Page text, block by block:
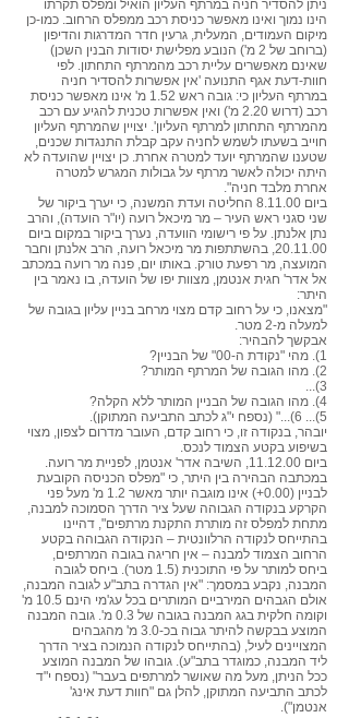
ניתן להסדיר חניה במרתף העליון הואיל ומפלס תקרתו
הינו נמוך ואינו מאפשר כניסת רכב ממפלס הרחוב. כמו-כן
מיקום העמודים, המעלית, גרעין חדר המדרגות והדיפון
(ברוחב של 2 מ') הנובע מפלישת יסודות הבנין השכן)
שאינם מאפשרים עליית רכב מהמרתף התחתון. לפי
חוות-דעת אגף התנועה 'אין אפשרות להסדיר חניה
במרתף העליון כי: גובה ראש 1.52 מ' אינו מאפשר כניסת
רכב (דרוש 2.20 מ') ואין אפשרות טכנית להגיע עם רכב
מהמרתף התחתון למרתף העליון'. יצויין שהמרתף העליון
חוייב בשעתו לשמש לחניה עקב קבלת התנגדות שכנים,
שטענו שהמרתף יועד למטרה אחרת. כן יצויין שהועדה לא
היתה יכולה לאשר מרתף על גבולות המגרש למטרה
אחרת מלבד חניה".
ביום 8.11.00 החליטה ועדת המשנה, כי יערך ביקור של
שני סגני ראש העיר – מר מיכאל רועה (יו"ר הועדה), והרב
נתן אלנתן. על פי רישומי הוועדה, נערך ביקור במקום ביום
20.11.00, בהשתתפות מר מיכאל רועה, הרב אלנתן וחבר
המועצה, מר רפעת טורק. באותו יום, פנה מר רועה במכתב
אל אדר' חגית אנטמן, מצוות יפו של הועדה, בו נאמר בין
היתר:
"מצאנו, כי על רחוב קדם מצוי מרחב בניין עליון בגובה של
למעלה מ-2 מטר.
אבקשך להבהיר:
1). מהי "נקודת ה-00" של הבניין?
2). מהו הגובה של המרתף המותר?
3)...
4). מהו הגובה של הבניין המותר ללא הקלה?
5)... 6)..." (נספח י"ג לכתב התביעה המתוקן).
יובהר, בנקודה זו, כי רחוב קדם, העובר מדרום לצפון, מצוי
בשיפוע בקטע הצמוד לנכס.
ביום 11.12.00, השיבה אדר' אנטמן, לפניית מר רועה.
במכתבה הבהירה בין היתר, כי "מפלס הכניסה הקובעת
לבניין (0.00+) אינו מוגבה יותר מאשר 1.2 מ' מעל פני
הקרקע בנקודה הגבוהה שעל ציר הדרך הסמוכה למבנה,
מתחת למפלס זה מותרת התקנת מרתפים", דהיינו
בהתייחס לנקודה הרלוונטית – הנקודה הגבוהה בקטע
הרחוב הצמוד למבנה – אין חריגה בגובה המרתפים,
ביחס למותר על פי התוכנית (1.5 מטר). ביחס לגובה
המבנה, נקבע במסמך: "אין הגדרה בתב"ע לגובה המבנה,
אולם הגבהים המירביים המותרים בכל עג'מי הינם 10.5 מ'
וקומה חלקית בגג המבנה בגובה של 0.3 מ'. גובה המבנה
המוצע בבקשה להיתר גבוה בכ-3.0 מ' מהגבהים
המצויינים לעיל, (בהתייחס לנקודה הנמוכה בציר הדרך
ליד המבנה, כמוגדר בתב"ע). גובהו של המבנה המוצע
ככל הניתן, מעל מה שאושר למרתפים בעבר" (נספח י"ד
לכתב התביעה המתוקן, להלן גם "חוות דעת אינג'
אנטמן").